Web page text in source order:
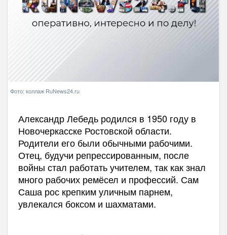
Фото: коллаж RuNews24.ru
Александр Лебедь родился в 1950 году в
Новочеркасске Ростовской области.
Родители его были обычными рабочими.
Отец, будучи репрессированным, после
войны стал работать учителем, так как знал
много рабочих ремёсел и профессий. Сам
Саша рос крепким уличным парнем,
увлекался боксом и шахматами.